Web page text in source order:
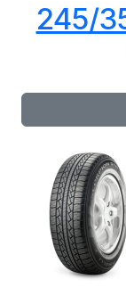
245/